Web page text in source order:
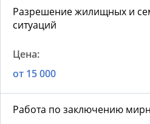
Разрешение жилищных и
ситуаций
от 15 000
Работа по заключению